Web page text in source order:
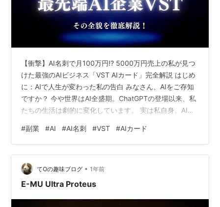
【衝撃】AI名刺で月100万円!? 5000万円売上の私が見つ
けた最強のAIビジネス「VST AIカード」完全解説 はじめ
に：AIで人生が変わった私の告白 みなさん、AIをご存知
ですか？ 今や世界はAI全盛期。ChatGPTの登場以来、私
たちの生活は劇的に変化しています。 実は私自身、AIを
様々なAIツールを駆使し、なんと 約5000万円の売上 を
達成することができたのです。 でも、私は満足していま
せんでした 「AIの可能性は、こんなものじゃないはず
だ」 もっと新しいAI活用の形があるのではないか。 もっ
と多くの人が簡単に収益化できる方法があ…
#副業 #AI #AI名刺 #VST #AIカード
てOの趣味ブログ • 1年前
E-MU Ultra Proteus